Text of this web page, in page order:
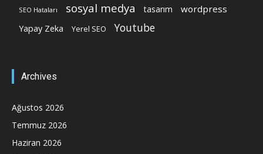
SEO Hataları sosyal medya tasarım wordpress
Yapay Zeka Yerel SEO Youtube
Archives
Ağustos 2026
Temmuz 2026
Haziran 2026